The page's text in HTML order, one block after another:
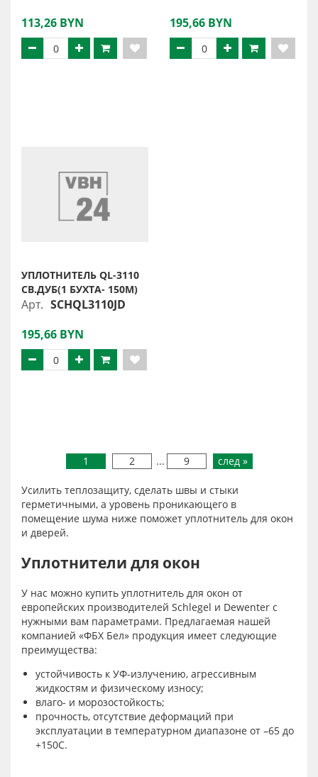
113,26 BYN
195,66 BYN
УПЛОТНИТЕЛЬ QL-3110
СВ.ДУБ(1 БУХТА- 150М)
Арт. SCHQL3110JD
195,66 BYN
1 2 ... 9 след »
Усилить теплозащиту, сделать швы и стыки
герметичными, а уровень проникающего в
помещение шума ниже поможет уплотнитель для окон
и дверей.
Уплотнители для окон
У нас можно купить уплотнитель для окон от
европейских производителей Schlegel и Dewenter с
нужными вам параметрами. Предлагаемая нашей
компанией «ФБХ Бел» продукция имеет следующие
преимущества:
устойчивость к УФ-излучению, агрессивным
жидкостям и физическому износу;
влаго- и морозостойкость;
прочность, отсутствие деформаций при
эксплуатации в температурном диапазоне от –65 до
+150C.